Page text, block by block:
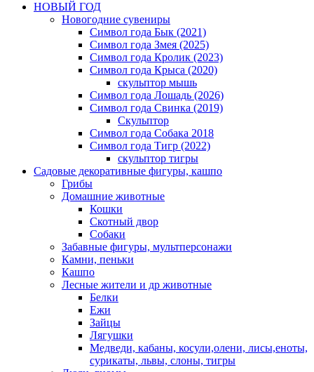
НОВЫЙ ГОД
Новогодние сувениры
Символ года Бык (2021)
Символ года Змея (2025)
Символ года Кролик (2023)
Символ года Крыса (2020)
скульптор мышь
Символ года Лошадь (2026)
Символ года Свинка (2019)
Скульптор
Символ года Собака 2018
Символ года Тигр (2022)
скульптор тигры
Садовые декоративные фигуры, кашпо
Грибы
Домашние животные
Кошки
Скотный двор
Собаки
Забавные фигуры, мультперсонажи
Камни, пеньки
Кашпо
Лесные жители и др животные
Белки
Ежи
Зайцы
Лягушки
Медведи, кабаны, косули,олени, лисы,еноты,
сурикаты, львы, слоны, тигры